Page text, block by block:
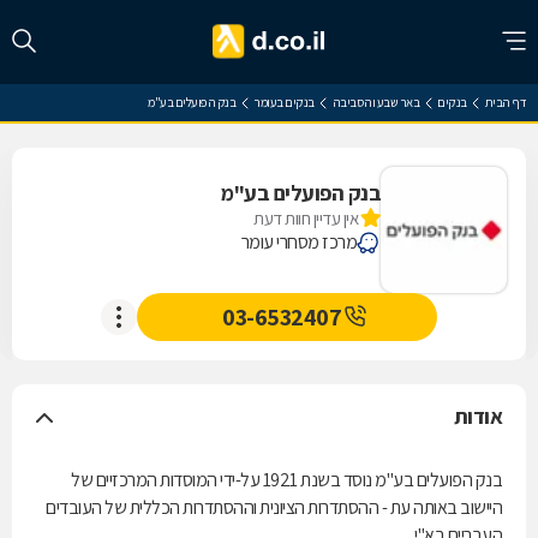
דף הבית בנקים באר שבע והסביבה בנקים בעומר בנק הפועלים בע"מ
בנק הפועלים בע"מ
אין עדיין חוות דעת
מרכז מסחרי עומר
03-6532407
אודות
בנק הפועלים בע"מ נוסד בשנת 1921 על-ידי המוסדות המרכזיים של
היישוב באותה עת - ההסתדרות הציונית וההסתדרות הכללית של העובדים